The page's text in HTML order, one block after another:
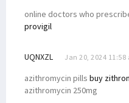
online doctors who
provigil
UQNXZL Jan 20, 2024 11:58
azithromycin pills buy
azithromycin 250mg